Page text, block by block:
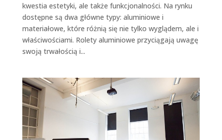
kwestia estetyki, ale także funkcjonalności. Na rynku
dostępne są dwa główne typy: aluminiowe i
materiałowe, które różnią się nie tylko wyglądem, ale i
właściwościami. Rolety aluminiowe przyciągają uwagę
swoją trwałością i...